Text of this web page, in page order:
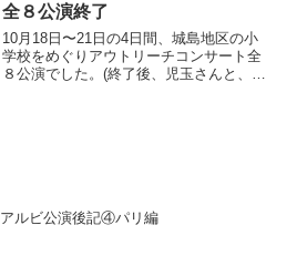
全８公演終了
10月18日〜21日の4日間、城島地区の小
学校をめぐりアウトリーチコンサート全
８公演でした。(終了後、児玉さんと、連
アルビ公演後記④パリ編